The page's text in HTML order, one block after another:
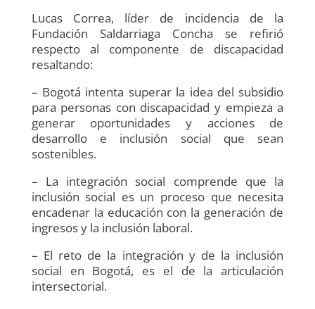
Lucas Correa, líder de incidencia de la
Fundación Saldarriaga Concha se refirió
respecto al componente de discapacidad
resaltando:
– Bogotá intenta superar la idea del subsidio
para personas con discapacidad y empieza a
generar oportunidades y acciones de
desarrollo e inclusión social que sean
sostenibles.
– La integración social comprende que la
inclusión social es un proceso que necesita
encadenar la educación con la generación de
ingresos y la inclusión laboral.
– El reto de la integración y de la inclusión
social en Bogotá, es el de la articulación
intersectorial.